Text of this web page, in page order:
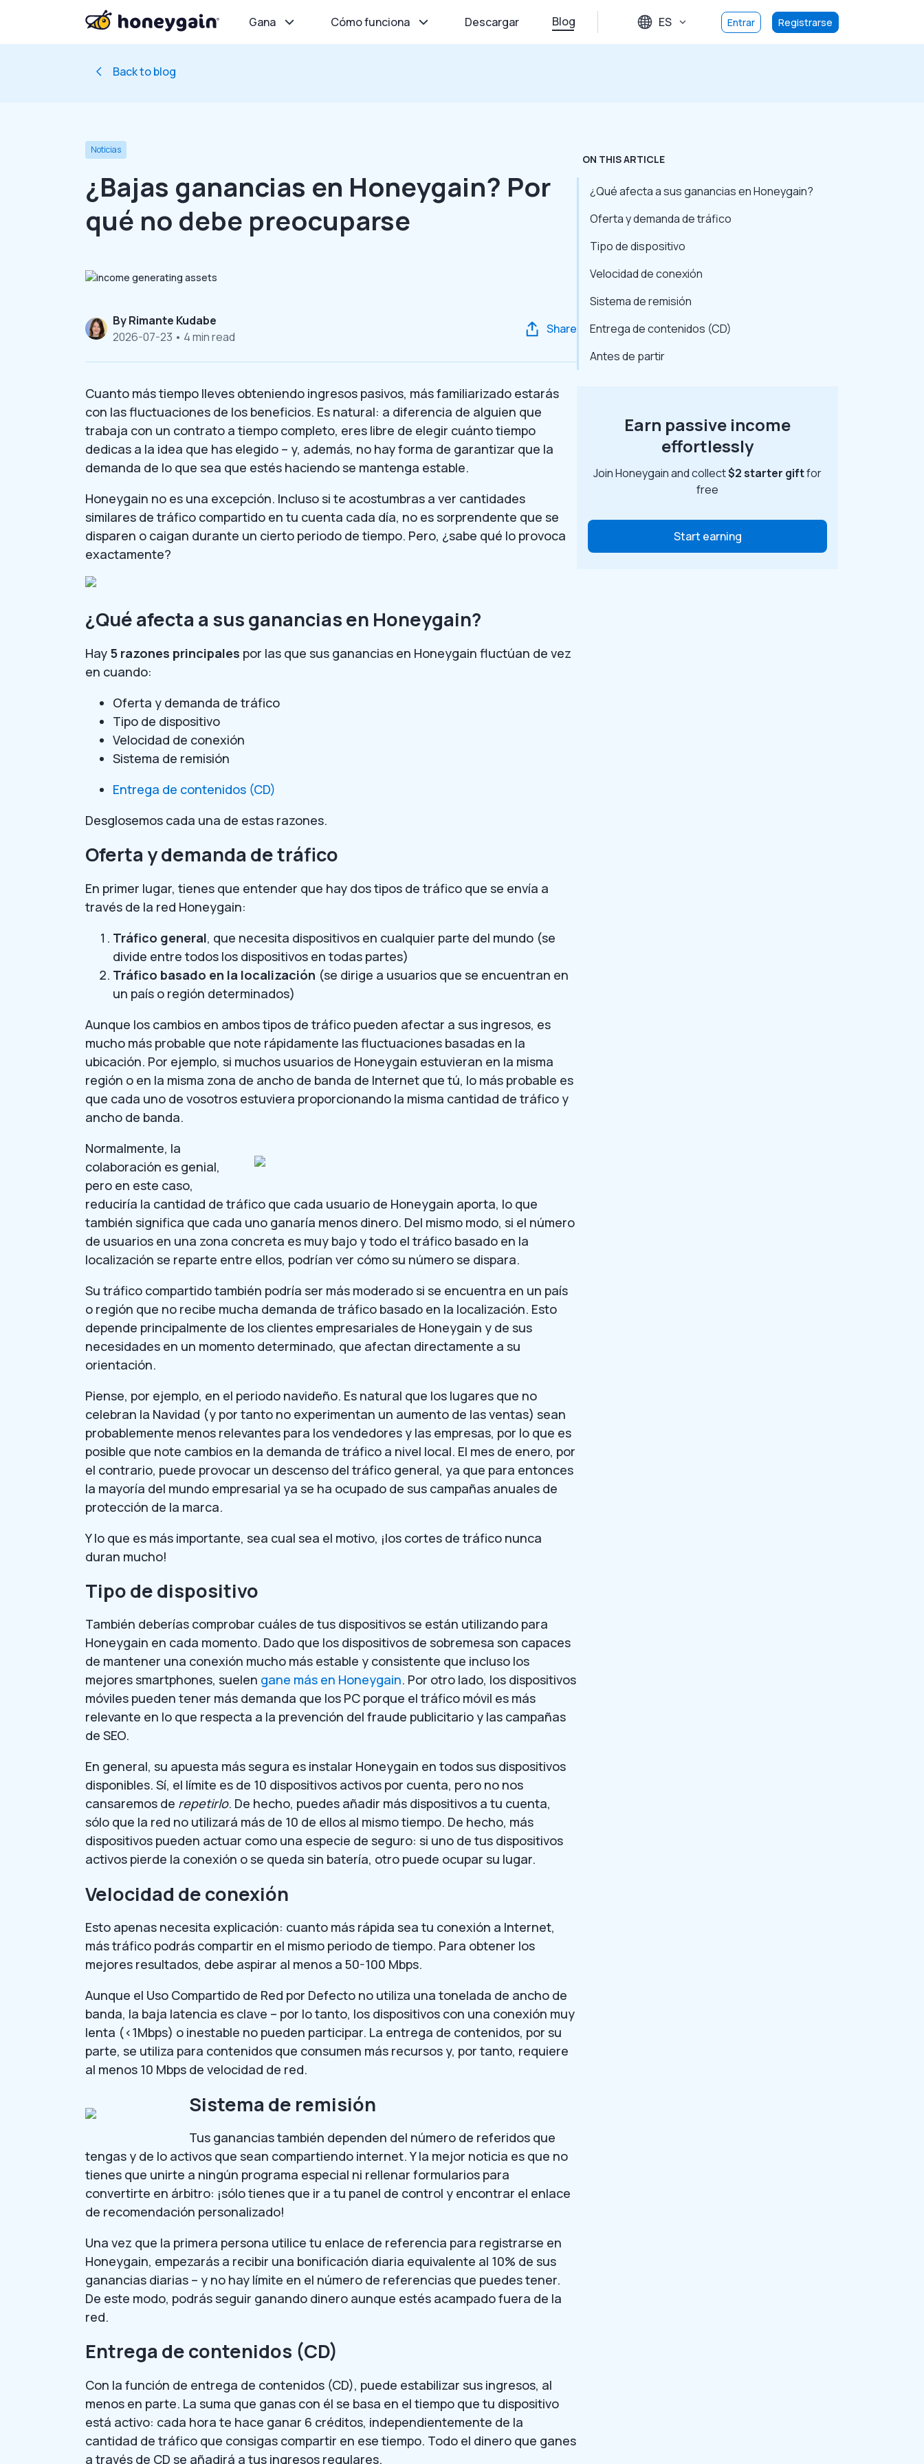
Gana Cómo funciona Descargar Blog ES Entrar Registrarse
Back to blog
Noticias
¿Bajas ganancias en Honeygain? Por
qué no debe preocuparse
ByRimante Kudabe
2026-07-23 • 4 min read
Share
Cuanto más tiempo lleves obteniendo ingresos pasivos, más familiarizado estarás
con las fluctuaciones de los beneficios. Es natural: a diferencia de alguien que
trabaja con un contrato a tiempo completo, eres libre de elegir cuánto tiempo
dedicas a la idea que has elegido – y, además, no hay forma de garantizar que la
demanda de lo que sea que estés haciendo se mantenga estable.
Honeygain no es una excepción. Incluso si te acostumbras a ver cantidades
similares de tráfico compartido en tu cuenta cada día, no es sorprendente que se
disparen o caigan durante un cierto periodo de tiempo. Pero, ¿sabe qué lo provoca
exactamente?
¿Qué afecta a sus ganancias en Honeygain?
Hay 5 razones principales por las que sus ganancias en Honeygain fluctúan de vez
en cuando:
Oferta y demanda de tráfico
Tipo de dispositivo
Velocidad de conexión
Sistema de remisión
Entrega de contenidos (CD)
Desglosemos cada una de estas razones.
Oferta y demanda de tráfico
En primer lugar, tienes que entender que hay dos tipos de tráfico que se envía a
través de la red Honeygain:
Tráfico general, que necesita dispositivos en cualquier parte del mundo (se
divide entre todos los dispositivos en todas partes)
Tráfico basado en la localización (se dirige a usuarios que se encuentran en
un país o región determinados)
Aunque los cambios en ambos tipos de tráfico pueden afectar a sus ingresos, es
mucho más probable que note rápidamente las fluctuaciones basadas en la
ubicación. Por ejemplo, si muchos usuarios de Honeygain estuvieran en la misma
región o en la misma zona de ancho de banda de Internet que tú, lo más probable es
que cada uno de vosotros estuviera proporcionando la misma cantidad de tráfico y
ancho de banda.
Normalmente, la
colaboración es genial,
pero en este caso,
reduciría la cantidad de tráfico que cada usuario de Honeygain aporta, lo que
también significa que cada uno ganaría menos dinero. Del mismo modo, si el número
de usuarios en una zona concreta es muy bajo y todo el tráfico basado en la
localización se reparte entre ellos, podrían ver cómo su número se dispara.
Su tráfico compartido también podría ser más moderado si se encuentra en un país
o región que no recibe mucha demanda de tráfico basado en la localización. Esto
depende principalmente de los clientes empresariales de Honeygain y de sus
necesidades en un momento determinado, que afectan directamente a su
orientación.
Piense, por ejemplo, en el periodo navideño. Es natural que los lugares que no
celebran la Navidad (y por tanto no experimentan un aumento de las ventas) sean
probablemente menos relevantes para los vendedores y las empresas, por lo que es
posible que note cambios en la demanda de tráfico a nivel local. El mes de enero, por
el contrario, puede provocar un descenso del tráfico general, ya que para entonces
la mayoría del mundo empresarial ya se ha ocupado de sus campañas anuales de
protección de la marca.
Y lo que es más importante, sea cual sea el motivo, ¡los cortes de tráfico nunca
duran mucho!
Tipo de dispositivo
También deberías comprobar cuáles de tus dispositivos se están utilizando para
Honeygain en cada momento. Dado que los dispositivos de sobremesa son capaces
de mantener una conexión mucho más estable y consistente que incluso los
mejores smartphones, suelen gane más en Honeygain. Por otro lado, los dispositivos
móviles pueden tener más demanda que los PC porque el tráfico móvil es más
relevante en lo que respecta a la prevención del fraude publicitario y las campañas
de SEO.
En general, su apuesta más segura es instalar Honeygain en todos sus dispositivos
disponibles. Sí, el límite es de 10 dispositivos activos por cuenta, pero no nos
cansaremos de repetirlo. De hecho, puedes añadir más dispositivos a tu cuenta,
sólo que la red no utilizará más de 10 de ellos al mismo tiempo. De hecho, más
dispositivos pueden actuar como una especie de seguro: si uno de tus dispositivos
activos pierde la conexión o se queda sin batería, otro puede ocupar su lugar.
Velocidad de conexión
Esto apenas necesita explicación: cuanto más rápida sea tu conexión a Internet,
más tráfico podrás compartir en el mismo periodo de tiempo. Para obtener los
mejores resultados, debe aspirar al menos a 50-100 Mbps.
Aunque el Uso Compartido de Red por Defecto no utiliza una tonelada de ancho de
banda, la baja latencia es clave – por lo tanto, los dispositivos con una conexión muy
lenta (<1Mbps) o inestable no pueden participar. La entrega de contenidos, por su
parte, se utiliza para contenidos que consumen más recursos y, por tanto, requiere
al menos 10 Mbps de velocidad de red.
Sistema de remisión
Tus ganancias también dependen del número de referidos que
tengas y de lo activos que sean compartiendo internet. Y la mejor noticia es que no
tienes que unirte a ningún programa especial ni rellenar formularios para
convertirte en árbitro: ¡sólo tienes que ir a tu panel de control y encontrar el enlace
de recomendación personalizado!
Una vez que la primera persona utilice tu enlace de referencia para registrarse en
Honeygain, empezarás a recibir una bonificación diaria equivalente al 10% de sus
ganancias diarias – y no hay límite en el número de referencias que puedes tener.
De este modo, podrás seguir ganando dinero aunque estés acampado fuera de la
red.
Entrega de contenidos (CD)
Con la función de entrega de contenidos (CD), puede estabilizar sus ingresos, al
menos en parte. La suma que ganas con él se basa en el tiempo que tu dispositivo
está activo: cada hora te hace ganar 6 créditos, independientemente de la
cantidad de tráfico que consigas compartir en ese tiempo. Todo el dinero que ganes
a través de CD se añadirá a tus ingresos regulares.
ON THIS ARTICLE
¿Qué afecta a sus ganancias en Honeygain?
Oferta y demanda de tráfico
Tipo de dispositivo
Velocidad de conexión
Sistema de remisión
Entrega de contenidos (CD)
Antes de partir
Earn passive income
effortlessly
Join Honeygain and collect$2 starter giftfor
free
Start earning